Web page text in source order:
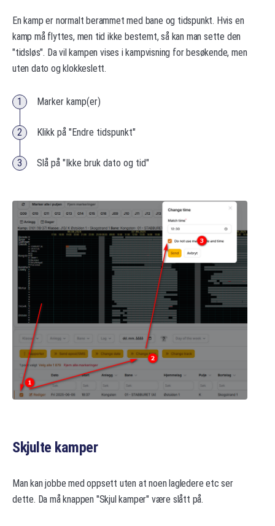
En kamp er normalt berammet med bane og tidspunkt. Hvis en
kamp må flyttes, men tid ikke bestemt, så kan man sette den
"tidsløs". Da vil kampen vises i kampvisning for besøkende, men
uten dato og klokkeslett.
Marker kamp(er)
Klikk på "Endre tidspunkt"
Slå på "Ikke bruk dato og tid"
Skjulte kamper
Man kan jobbe med oppsett uten at noen lagledere etc ser
dette. Da må knappen "Skjul kamper" være slått på.